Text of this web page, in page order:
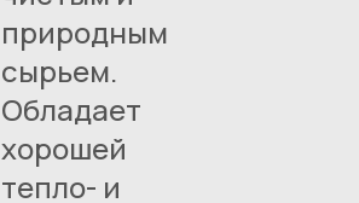
природным
сырьем.
Обладает
хорошей
тепло- и